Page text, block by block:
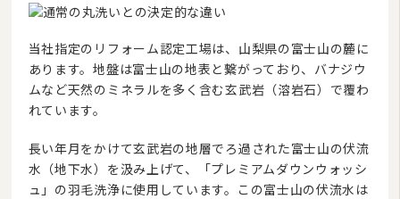
当社指定のリフォーム認定工場は、山梨県の富士山の麓に
あります。地盤は富士山の地表と繋がっており、バナジウ
ムなど天然のミネラルを多く含む玄武岩（溶岩石）で覆わ
れています。
長い年月をかけて玄武岩の地層でろ過された富士山の伏流
水（地下水）を汲み上げて、「プレミアムダウンウォッシ
ュ」の羽毛洗浄に使用しています。この富士山の伏流水は